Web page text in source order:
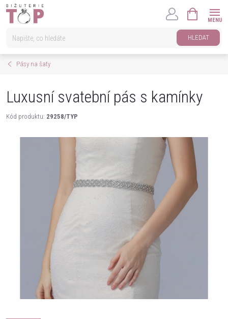
Přejít
HLEDAT
KOŠÍK
Pásy na šaty
Luxusní svatební pás s kamínky
Kód produktu: 29258/TYP